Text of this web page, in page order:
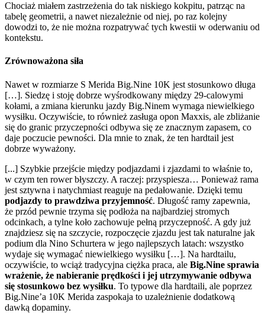
Chociaż miałem zastrzeżenia do tak niskiego kokpitu, patrząc na
tabelę geometrii, a nawet niezależnie od niej, po raz kolejny
dowodzi to, że nie można rozpatrywać tych kwestii w oderwaniu od
kontekstu.
Zrównoważona siła
Nawet w rozmiarze S Merida Big.Nine 10K jest stosunkowo długa
[…]. Siedzę i stoję dobrze wyśrodkowany między 29-calowymi
kołami, a zmiana kierunku jazdy Big.Ninem wymaga niewielkiego
wysiłku. Oczywiście, to również zasługa opon Maxxis, ale zbliżanie
się do granic przyczepności odbywa się ze znacznym zapasem, co
daje poczucie pewności. Dla mnie to znak, że ten hardtail jest
dobrze wyważony.
[...] Szybkie przejście między podjazdami i zjazdami to właśnie to,
w czym ten rower błyszczy. A raczej: przyspiesza… Ponieważ rama
jest sztywna i natychmiast reaguje na pedałowanie. Dzięki temu
podjazdy to prawdziwa przyjemność. Długość ramy zapewnia,
że ​​przód pewnie trzyma się podłoża na najbardziej stromych
odcinkach, a tylne koło zachowuje pełną przyczepność. A gdy już
znajdziesz się na szczycie, rozpoczęcie zjazdu jest tak naturalne jak
podium dla Nino Schurtera w jego najlepszych latach: wszystko
wydaje się wymagać niewielkiego wysiłku […]. Na hardtailu,
oczywiście, to wciąż tradycyjna ciężka praca, ale Big.Nine sprawia
wrażenie, że nabieranie prędkości i jej utrzymywanie odbywa
się stosunkowo bez wysiłku. To typowe dla hardtaili, ale poprzez
Big.Nine’a 10K Merida zaspokaja to uzależnienie dodatkową
dawką dopaminy.